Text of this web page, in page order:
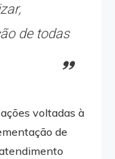
de todas
voltadas à
de